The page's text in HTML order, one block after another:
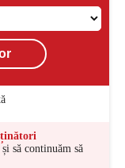
să continuăm să